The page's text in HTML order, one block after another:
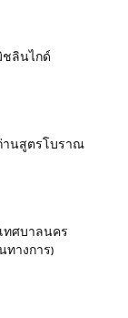
ชลินไกด์
านสูตรโบราณ
ทศบาลนคร
ทางการ)